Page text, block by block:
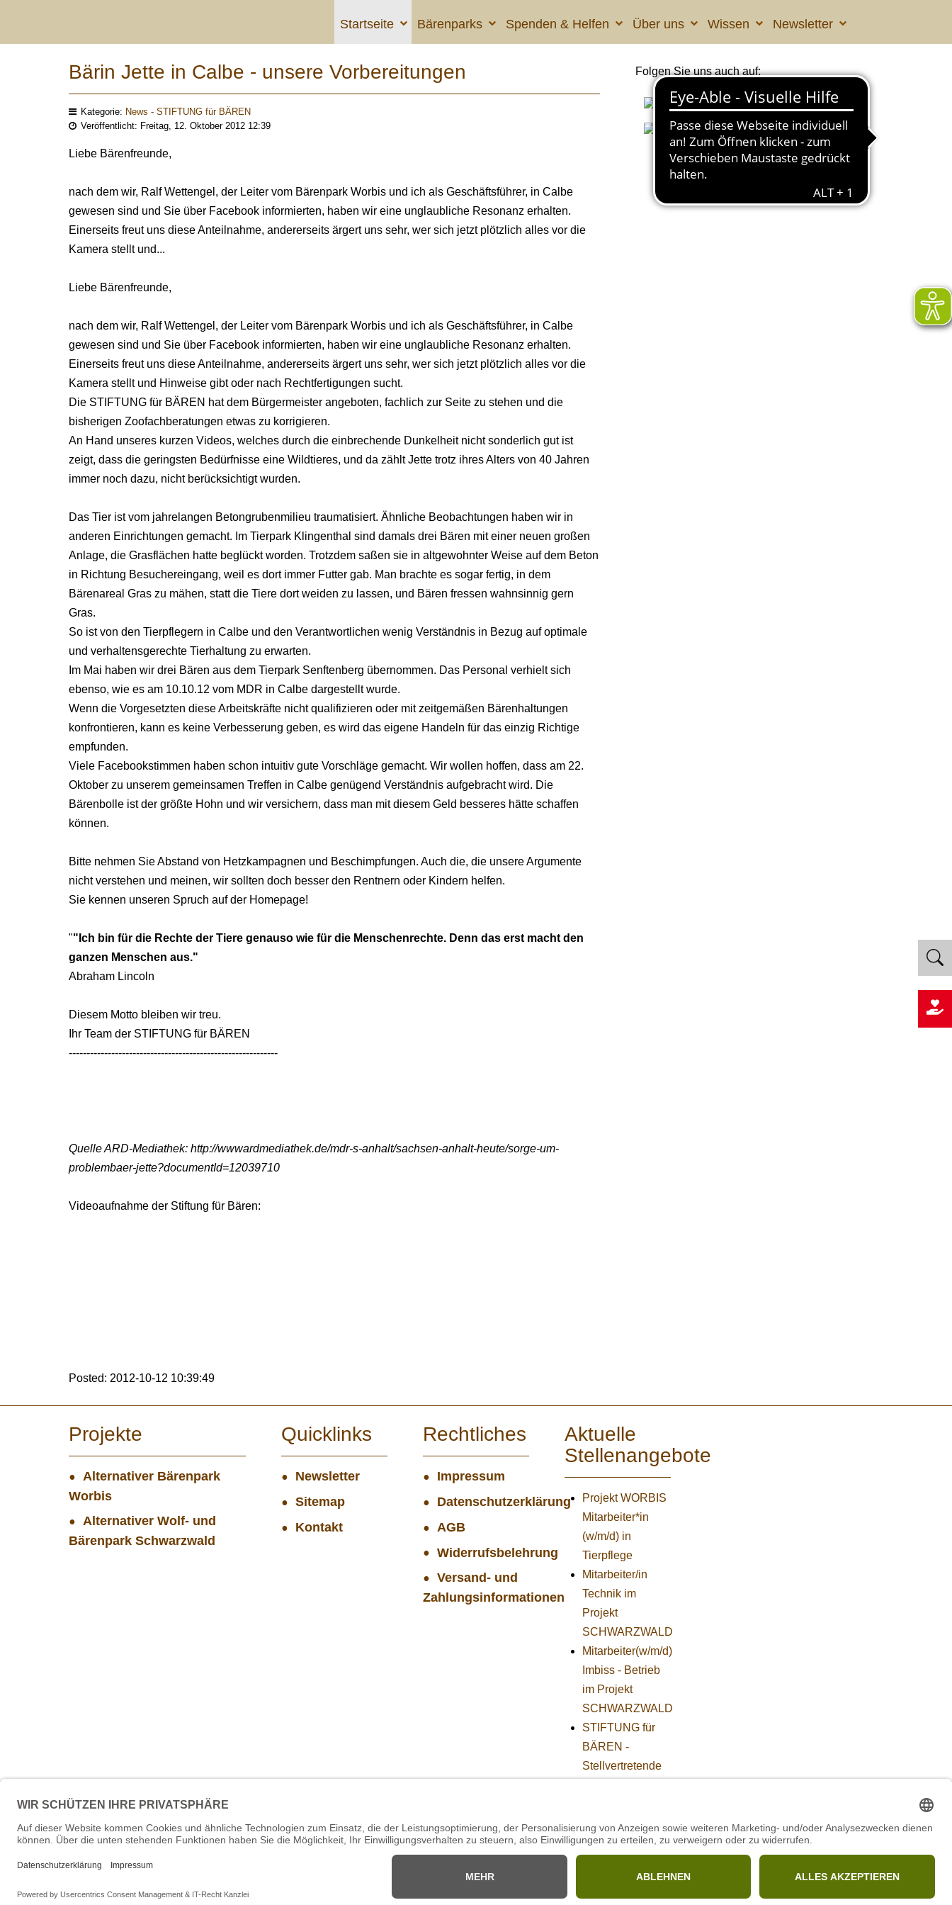
Startseite Bärenparks Spenden & Helfen Über uns Wissen Newsletter
Bärin Jette in Calbe - unsere Vorbereitungen
Kategorie: News - STIFTUNG für BÄREN
Veröffentlicht: Freitag, 12. Oktober 2012 12:39
Liebe Bärenfreunde,
nach dem wir, Ralf Wettengel, der Leiter vom Bärenpark Worbis und ich als Geschäftsführer, in Calbe
gewesen sind und Sie über Facebook informierten, haben wir eine unglaubliche Resonanz erhalten.
Einerseits freut uns diese Anteilnahme, andererseits ärgert uns sehr, wer sich jetzt plötzlich alles vor die
Kamera stellt und...
Liebe Bärenfreunde,
nach dem wir, Ralf Wettengel, der Leiter vom Bärenpark Worbis und ich als Geschäftsführer, in Calbe
gewesen sind und Sie über Facebook informierten, haben wir eine unglaubliche Resonanz erhalten.
Einerseits freut uns diese Anteilnahme, andererseits ärgert uns sehr, wer sich jetzt plötzlich alles vor die
Kamera stellt und Hinweise gibt oder nach Rechtfertigungen sucht.
Die STIFTUNG für BÄREN hat dem Bürgermeister angeboten, fachlich zur Seite zu stehen und die
bisherigen Zoofachberatungen etwas zu korrigieren.
An Hand unseres kurzen Videos, welches durch die einbrechende Dunkelheit nicht sonderlich gut ist
zeigt, dass die geringsten Bedürfnisse eine Wildtieres, und da zählt Jette trotz ihres Alters von 40 Jahren
immer noch dazu, nicht berücksichtigt wurden.
Das Tier ist vom jahrelangen Betongrubenmilieu traumatisiert. Ähnliche Beobachtungen haben wir in
anderen Einrichtungen gemacht. Im Tierpark Klingenthal sind damals drei Bären mit einer neuen großen
Anlage, die Grasflächen hatte beglückt worden. Trotzdem saßen sie in altgewohnter Weise auf dem Beton
in Richtung Besuchereingang, weil es dort immer Futter gab. Man brachte es sogar fertig, in dem
Bärenareal Gras zu mähen, statt die Tiere dort weiden zu lassen, und Bären fressen wahnsinnig gern
Gras.
So ist von den Tierpflegern in Calbe und den Verantwortlichen wenig Verständnis in Bezug auf optimale
und verhaltensgerechte Tierhaltung zu erwarten.
Im Mai haben wir drei Bären aus dem Tierpark Senftenberg übernommen. Das Personal verhielt sich
ebenso, wie es am 10.10.12 vom MDR in Calbe dargestellt wurde.
Wenn die Vorgesetzten diese Arbeitskräfte nicht qualifizieren oder mit zeitgemäßen Bärenhaltungen
konfrontieren, kann es keine Verbesserung geben, es wird das eigene Handeln für das einzig Richtige
empfunden.
Viele Facebookstimmen haben schon intuitiv gute Vorschläge gemacht. Wir wollen hoffen, dass am 22.
Oktober zu unserem gemeinsamen Treffen in Calbe genügend Verständnis aufgebracht wird. Die
Bärenbolle ist der größte Hohn und wir versichern, dass man mit diesem Geld besseres hätte schaffen
können.
Bitte nehmen Sie Abstand von Hetzkampagnen und Beschimpfungen. Auch die, die unsere Argumente
nicht verstehen und meinen, wir sollten doch besser den Rentnern oder Kindern helfen.
Sie kennen unseren Spruch auf der Homepage!
""Ich bin für die Rechte der Tiere genauso wie für die Menschenrechte. Denn das erst macht den
ganzen Menschen aus."
Abraham Lincoln
Diesem Motto bleiben wir treu.
Ihr Team der STIFTUNG für BÄREN
-----------------------------------------------------------
Quelle ARD-Mediathek: http://wwwardmediathek.de/mdr-s-anhalt/sachsen-anhalt-heute/sorge-um-
problembaer-jette?documentId=12039710
Videoaufnahme der Stiftung für Bären:
Posted: 2012-10-12 10:39:49
Folgen Sie uns auch auf:
Projekte
Alternativer Bärenpark
Worbis
Alternativer Wolf- und
Bärenpark Schwarzwald
Quicklinks
Newsletter
Sitemap
Kontakt
Rechtliches
Impressum
Datenschutzerklärung
AGB
Widerrufsbelehrung
Versand- und
Zahlungsinformationen
Aktuelle
Stellenangebote
Projekt WORBIS
Mitarbeiter*in
(w/m/d) in
Tierpflege
Mitarbeiter/in
Technik im
Projekt
SCHWARZWALD
Mitarbeiter(w/m/d)
Imbiss - Betrieb
im Projekt
SCHWARZWALD
STIFTUNG für
BÄREN -
Stellvertretende
Projekt WORBIS
Praktikum: